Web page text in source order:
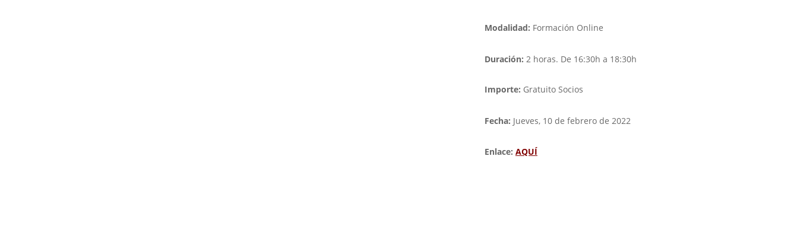
Modalidad: Formación Online
Duración: 2 horas. De 16:30h a 18:30h
Importe: Gratuito Socios
Fecha: Jueves, 10 de febrero de 2022
Enlace: AQUÍ